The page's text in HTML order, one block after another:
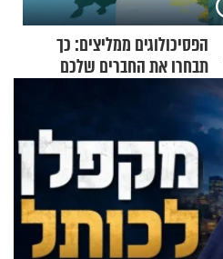
הפסיכולוגים ממליצים: כך
תבחרו את החברים שלכם
בחיים